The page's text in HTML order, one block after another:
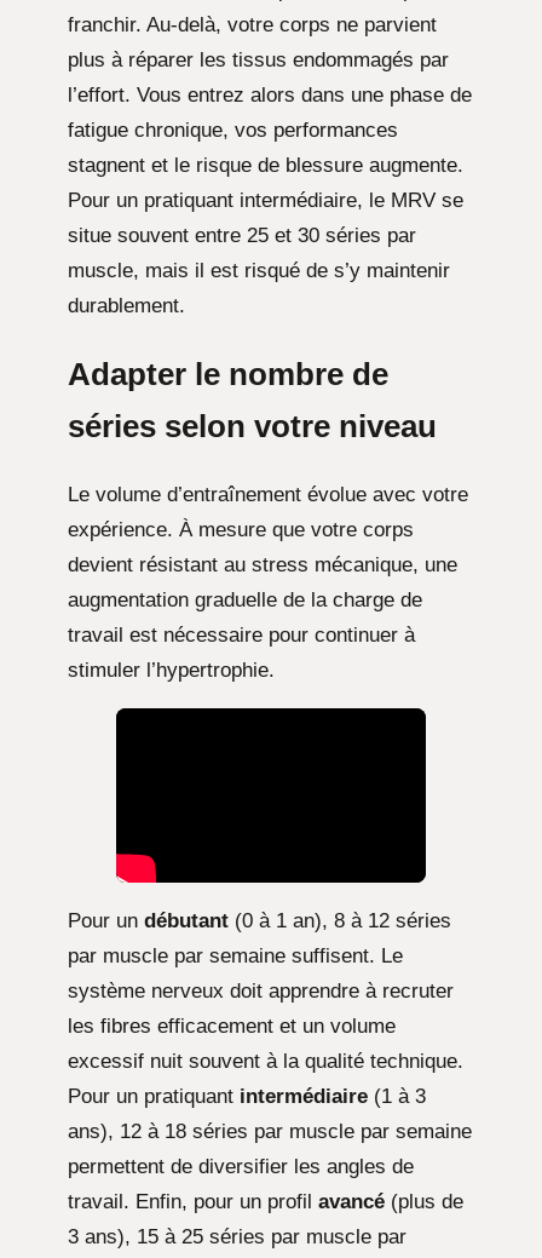
franchir. Au-delà, votre corps ne parvient
plus à réparer les tissus endommagés par
l’effort. Vous entrez alors dans une phase de
fatigue chronique, vos performances
stagnent et le risque de blessure augmente.
Pour un pratiquant intermédiaire, le MRV se
situe souvent entre 25 et 30 séries par
muscle, mais il est risqué de s’y maintenir
durablement.
Adapter le nombre de
séries selon votre niveau
Le volume d’entraînement évolue avec votre
expérience. À mesure que votre corps
devient résistant au stress mécanique, une
augmentation graduelle de la charge de
travail est nécessaire pour continuer à
stimuler l’hypertrophie.
Pour un débutant (0 à 1 an), 8 à 12 séries
par muscle par semaine suffisent. Le
système nerveux doit apprendre à recruter
les fibres efficacement et un volume
excessif nuit souvent à la qualité technique.
Pour un pratiquant intermédiaire (1 à 3
ans), 12 à 18 séries par muscle par semaine
permettent de diversifier les angles de
travail. Enfin, pour un profil avancé (plus de
3 ans), 15 à 25 séries par muscle par